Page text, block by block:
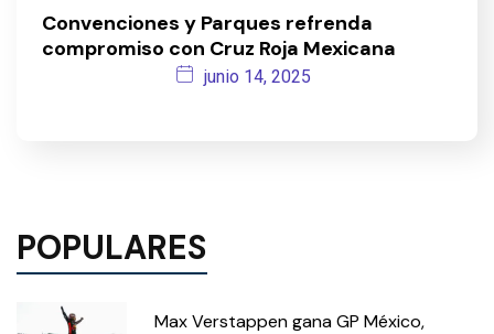
Convenciones y Parques refrenda
compromiso con Cruz Roja Mexicana
junio 14, 2025
POPULARES
Max Verstappen gana GP México,